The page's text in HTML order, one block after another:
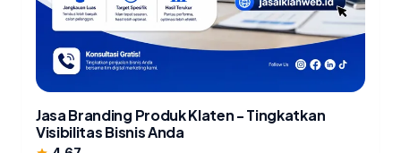
Jasa Branding Produk Klaten - Tingkatkan
Visibilitas Bisnis Anda